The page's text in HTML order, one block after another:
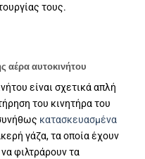
τους.
αέρα αυτοκινήτου
είναι σχετικά απλή
του κινητήρα του
κατασκευασμένα
γάζα, τα οποία έχουν
φιλτράρουν τα